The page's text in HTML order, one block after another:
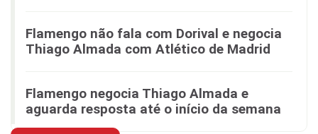
Flamengo não fala com Dorival e negocia
Thiago Almada com Atlético de Madrid
Flamengo negocia Thiago Almada e
aguarda resposta até o início da semana